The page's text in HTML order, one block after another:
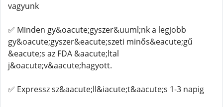
vagyunk
✅ Minden gy&oacute;gyszer&uuml;nk a legjobb
gy&oacute;gyszer&eacute;szeti minős&eacute;gű
&eacute;s az FDA &aacute;ltal
j&oacute;v&aacute;hagyott.
✅ Expressz sz&aacute;ll&iacute;t&aacute;s 1-3 napig